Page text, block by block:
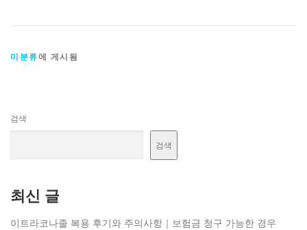
미분류에 게시됨
검색
검색
최신 글
이트라코나졸 복용 후기와 주의사항｜보험금 청구 가능한 경우